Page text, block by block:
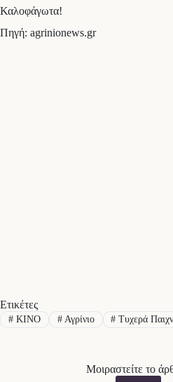
Καλοφάγωτα!
Πηγή: agrinionews.gr
Ετικέτες
#KINO #Αγρίνιο # Τυχερά
Μοιραστείτε το